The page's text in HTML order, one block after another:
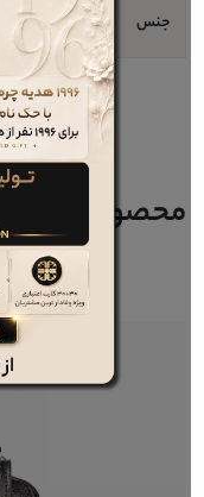
جنس
محصولات مرتبط